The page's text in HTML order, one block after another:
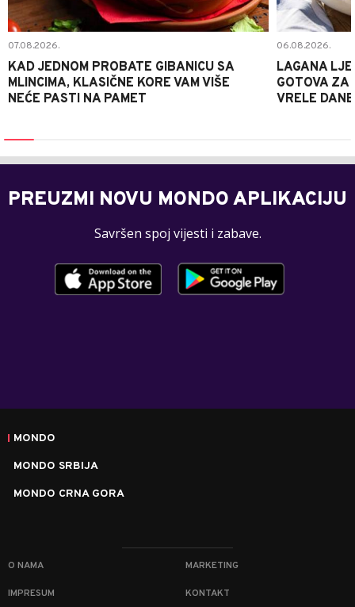
07.08.2026.
KAD JEDNOM PROBATE GIBANICU SA
MLINCIMA, KLASIČNE KORE VAM VIŠE
NEĆE PASTI NA PAMET
06.08.2026.
LAGANA
GOTOVA ZA
VRELE DANE
PREUZMI NOVU MONDO APLIKACIJU
Savršen spoj vijesti i zabave.
MONDO
MONDO SRBIJA
MONDO CRNA GORA
O NAMA MARKETING
IMPRESUM KONTAKT